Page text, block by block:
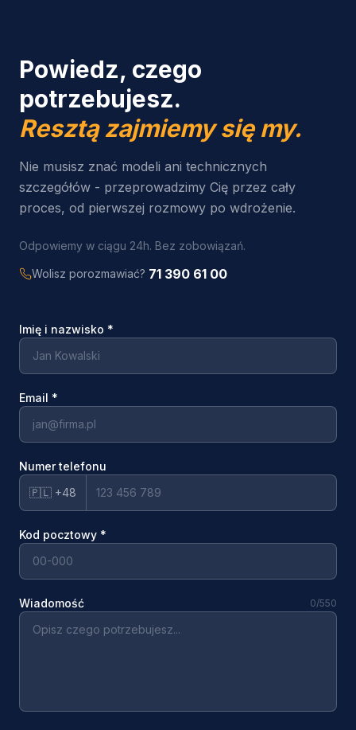
Powiedz, czego
potrzebujesz.
Resztą zajmiemy się my.
Nie musisz znać modeli ani technicznych
szczegółów - przeprowadzimy Cię przez cały
proces, od pierwszej rozmowy po wdrożenie.
Odpowiemy w ciągu 24h. Bez zobowiązań.
Wolisz porozmawiać? 71 390 61 00
Imię i nazwisko *
Email *
Numer telefonu
🇵🇱 +48
Kod pocztowy *
Wiadomość 0/550